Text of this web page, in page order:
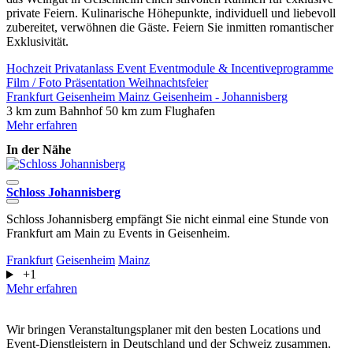
private Feiern. Kulinarische Höhepunkte, individuell und liebevoll
zubereitet, verwöhnen die Gäste. Feiern Sie inmitten romantischer
Exklusivität.
Hochzeit Privatanlass Event Eventmodule & Incentiveprogramme
Film / Foto Präsentation Weihnachtsfeier
Frankfurt Geisenheim Mainz Geisenheim - Johannisberg
3 km zum Bahnhof 50 km zum Flughafen
Mehr erfahren
In der Nähe
Schloss Johannisberg
Schloss Johannisberg empfängt Sie nicht einmal eine Stunde von
Frankfurt am Main zu Events in Geisenheim.
Frankfurt Geisenheim Mainz
+1
Mehr erfahren
Wir bringen Veranstaltungsplaner mit den besten Locations und
Event-Dienstleistern in Deutschland und der Schweiz zusammen.